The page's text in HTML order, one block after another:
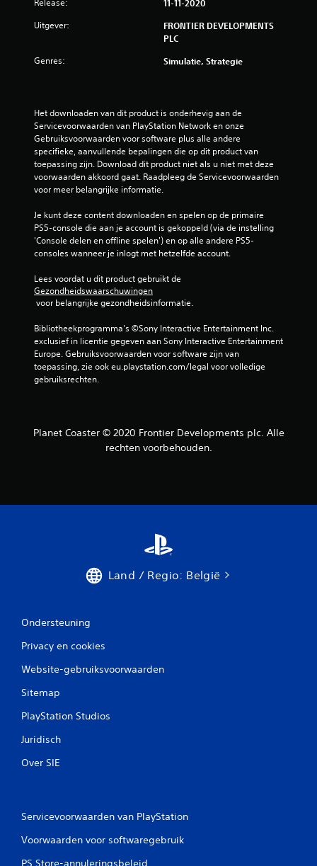
o
r
e
g
11-11-2020
Uitgever:
FRONTIER DEVELOPMENTS
PLC
Genres: Simulatie, Strategie
Het downloaden van dit product is onderhevig aan de
Servicevoorwaarden van PlayStation Network en onze
Gebruiksvoorwaarden voor software plus alle andere
specifieke, aanvullende bepalingen die op dit product van
toepassing zijn. Download dit product niet als u niet met deze
voorwaarden akkoord gaat. Raadpleeg de Servicevoorwaarden
voor meer belangrijke informatie.
Je kunt deze content downloaden en spelen op de primaire
PS5-console die aan je account is gekoppeld (via de instelling
'Console delen en offline spelen') en op alle andere PS5-
consoles wanneer je inlogt met hetzelfde account.
Lees voordat u dit product gebruikt de
Gezondheidswaarschuwingen
voor belangrijke gezondheidsinformatie.
Bibliotheekprogramma's ©Sony Interactive Entertainment Inc.
exclusief in licentie gegeven aan Sony Interactive Entertainment
Europe. Gebruiksvoorwaarden voor software zijn van
toepassing, zie ook eu.playstation.com/legal voor volledige
gebruiksrechten.
Planet Coaster © 2020 Frontier Developments plc. Alle
rechten voorbehouden.
Land / Regio: België
Ondersteuning
Privacy en cookies
Website-gebruiksvoorwaarden
Sitemap
PlayStation Studios
Juridisch
Over SIE
Servicevoorwaarden van PlayStation
Voorwaarden voor softwaregebruik
PS Store-annuleringsbeleid